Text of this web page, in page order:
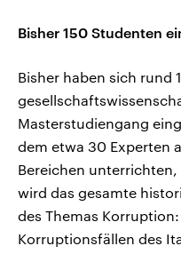
Bisher 150 Studenten
Bisher haben sich rund
Masterstudiengang
dem etwa 30 Experten
Bereichen
wird das gesamte
des Themas
Korruptionsfällen des